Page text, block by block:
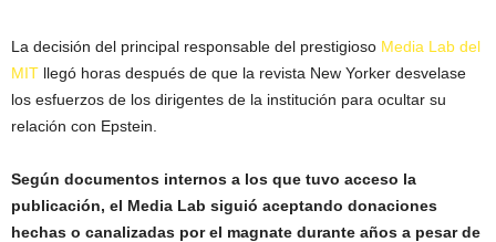
La decisión del principal responsable del prestigioso Media Lab del
MIT llegó horas después de que la revista New Yorker desvelase
los esfuerzos de los dirigentes de la institución para ocultar su
relación con Epstein.
Según documentos internos a los que tuvo acceso la
publicación, el Media Lab siguió aceptando donaciones
hechas o canalizadas por el magnate durante años a pesar de